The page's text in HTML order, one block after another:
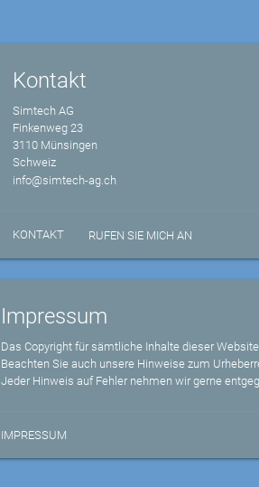
Kontakt
Simtech AG
Finkenweg 23
3110 Münsingen
Schweiz
info@simtech-ag.ch
KONTAKT RUFEN SIE MICH AN
Impressum
Das Copyright für sämtliche Inhalte dieser
Beachten Sie auch unsere Hinweise zum
Jeder Hinweis auf Fehler nehmen wir gerne
IMPRESSUM